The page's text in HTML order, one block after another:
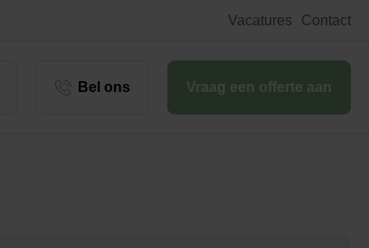
Vacatures Contact
Bel ons Vraag een offerte aan